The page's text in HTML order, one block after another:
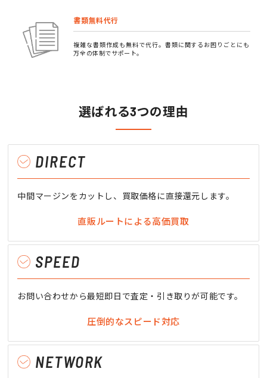
書類無料代行
複雑な書類作成も無料で代行。書類に関するお困りごとにも
万全の体制でサポート。
選ばれる3つの理由
DIRECT
中間マージンをカットし、買取価格に直接還元します。
直販ルートによる高価買取
SPEED
お問い合わせから最短即日で査定・引き取りが可能です。
圧倒的なスピード対応
NETWORK